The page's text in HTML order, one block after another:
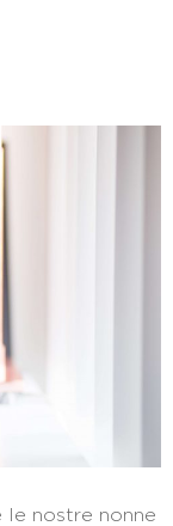
le nostre nonne